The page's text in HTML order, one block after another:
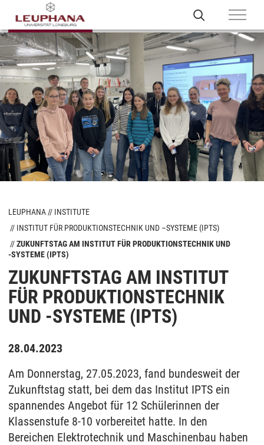
LEUPHANA
INSTITUTE
INSTITUT FÜR PRODUKTIONSTECHNIK UND –SYSTEME (IPTS)
ZUKUNFTSTAG AM INSTITUT FÜR PRODUKTIONSTECHNIK UND
-SYSTEME (IPTS)
ZUKUNFTSTAG AM INSTITUT
FÜR PRODUKTIONSTECHNIK
UND -SYSTEME (IPTS)
28.04.2023
Am Donnerstag, 27.05.2023, fand bundesweit der
Zukunftstag statt, bei dem das Institut IPTS ein
spannendes Angebot für 12 Schülerinnen der
Klassenstufe 8-10 vorbereitet hatte. In den
Bereichen Elektrotechnik und Maschinenbau haben